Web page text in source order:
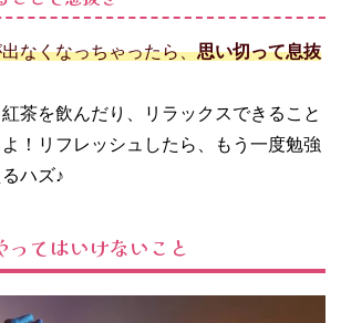
なくなっちゃったら、思い切って息抜
茶を飲んだり、リラックスできること
！リフレッシュしたら、もう一度勉強
ハズ♪
ってはいけないこと